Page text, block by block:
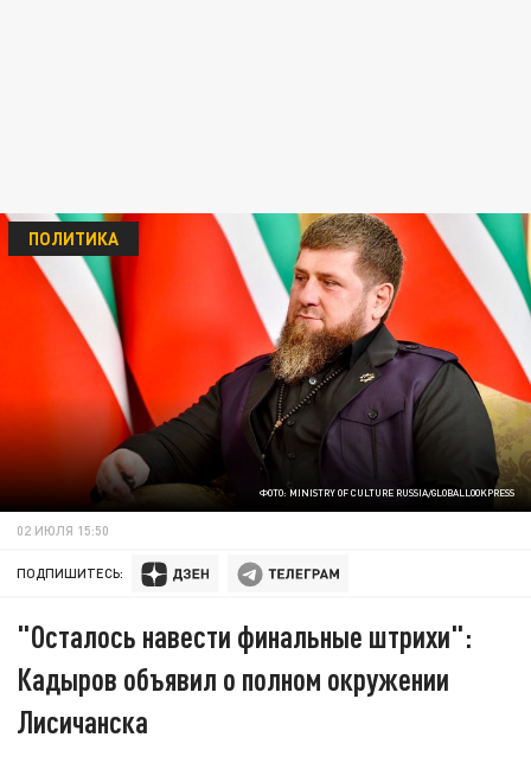
ФОТО: MINISTRY OF CULTURE RUSSIA/GLOBALLOOKPRESS
ПОЛИТИКА
02 ИЮЛЯ 15:50
ПОДПИШИТЕСЬ:
"Осталось навести финальные штрихи":
Кадыров объявил о полном окружении
Лисичанска